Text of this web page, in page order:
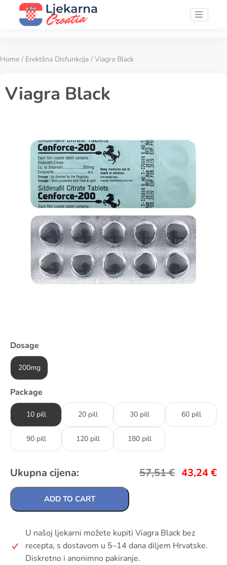
Home / Erektilna Disfunkcija / Viagra Black
Viagra Black
Dosage
200mg
Package
10 pill 20 pill 30 pill 60 pill
90 pill 120 pill 180 pill
Ukupna cijena: 57,51€ 43,24€
ADD TO CART
U našoj ljekarni možete kupiti Viagra Black bez
recepta, s dostavom u 5–14 dana diljem Hrvatske.
Diskretno i anonimno pakiranje.